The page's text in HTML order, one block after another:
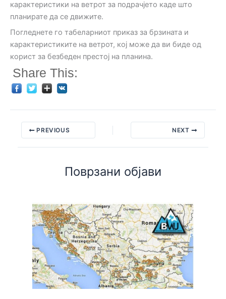
карактеристики на ветрот за подрачјето каде што
планирате да се движите.
Погледнете го табеларниот приказ за брзината и
карактеристиките на ветрот, кој може да ви биде од
корист за безбеден престој на планина.
Share This:
PREVIOUS NEXT
Поврзани објави